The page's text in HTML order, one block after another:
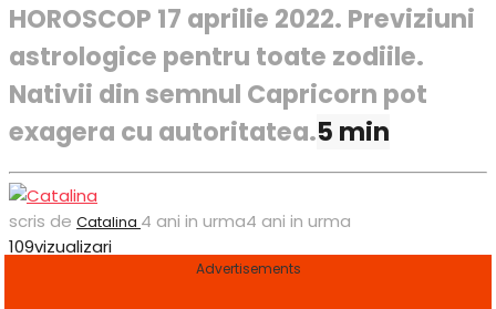
HOROSCOP 17 aprilie 2022. Previziuni
astrologice pentru toate zodiile.
Nativii din semnul Capricorn pot
exagera cu autoritatea.5 min
scris de Catalina 4 ani in urma4 ani in urma
109vizualizari
Advertisements